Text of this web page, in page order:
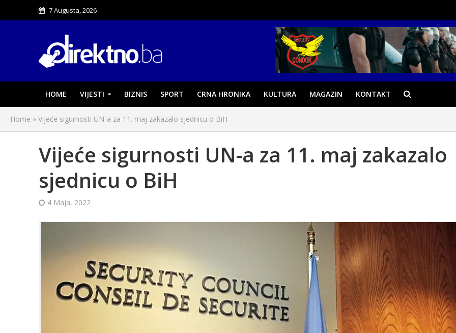
7 Augusta, 2026
HOME VIJESTI BIZNIS SPORT CRNA HRONIKA KULTURA MAGAZIN KONTAKT
Home » Vijeće sigurnosti UN-a za 11. maj zakazalo sjednicu o BiH
Vijeće sigurnosti UN-a za 11. maj zakazalo
sjednicu o BiH
4 Maja, 2022